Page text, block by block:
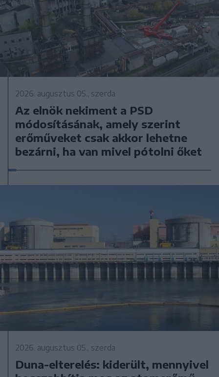
2026. augusztus 05., szerda
Az elnök nekiment a PSD
módosításának, amely szerint
erőműveket csak akkor lehetne
bezárni, ha van mivel pótolni őket
2026. augusztus 05., szerda
Duna-elterelés: kiderült, mennyivel